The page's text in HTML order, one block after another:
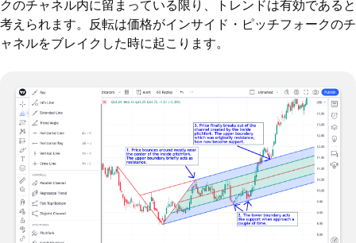
クのチャネル内に留まっている限り、トレンドは有効であると
考えられます。反転は価格がインサイド・ピッチフォークのチ
ャネルをブレイクした時に起こります。